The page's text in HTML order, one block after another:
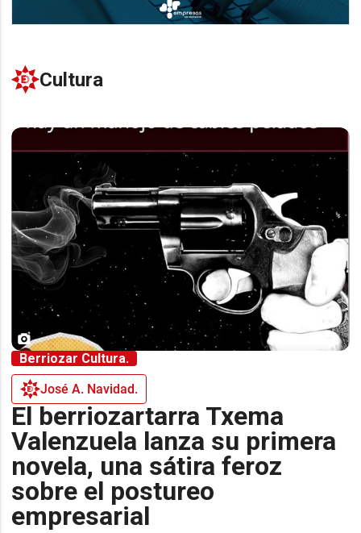
Cultura
Berriozar Cultura.
José A. Navidad.
El berriozartarra Txema
Valenzuela lanza su primera
novela, una sátira feroz
sobre el postureo
empresarial